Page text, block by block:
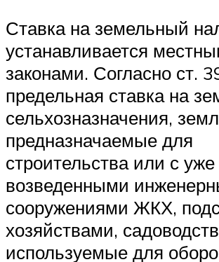
Ставка на земельный
устанавливается
законами. Согласно ст.
предельная ставка на
сельхозназначения,
предназначаемые для
строительства или с уже
возведенными
сооружениями ЖКХ,
хозяйствами,
используемые для